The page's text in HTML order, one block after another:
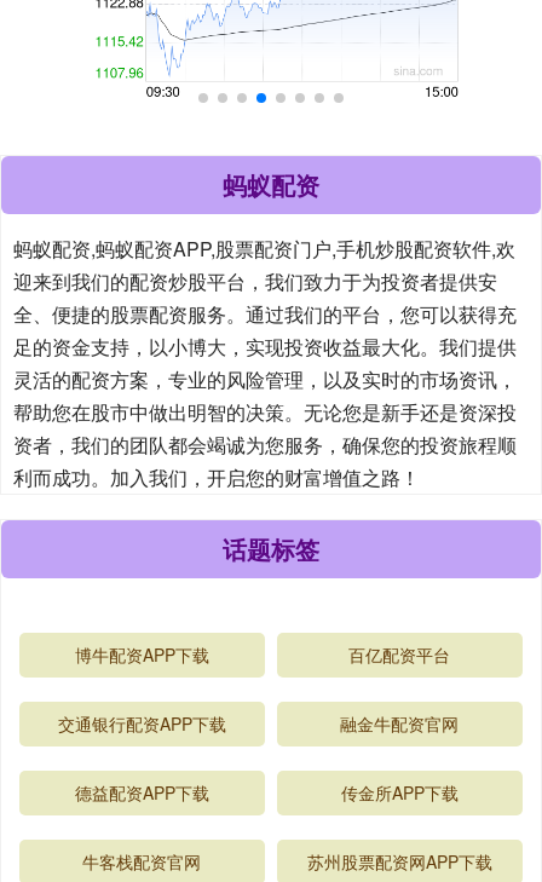
蚂蚁配资
蚂蚁配资,蚂蚁配资APP,股票配资门户,手机炒股配资软件,欢
迎来到我们的配资炒股平台，我们致力于为投资者提供安
全、便捷的股票配资服务。通过我们的平台，您可以获得充
足的资金支持，以小博大，实现投资收益最大化。我们提供
灵活的配资方案，专业的风险管理，以及实时的市场资讯，
帮助您在股市中做出明智的决策。无论您是新手还是资深投
资者，我们的团队都会竭诚为您服务，确保您的投资旅程顺
利而成功。加入我们，开启您的财富增值之路！
话题标签
博牛配资APP下载 百亿配资平台
交通银行配资APP下载 融金牛配资官网
德益配资APP下载 传金所APP下载
牛客栈配资官网 苏州股票配资网APP下载